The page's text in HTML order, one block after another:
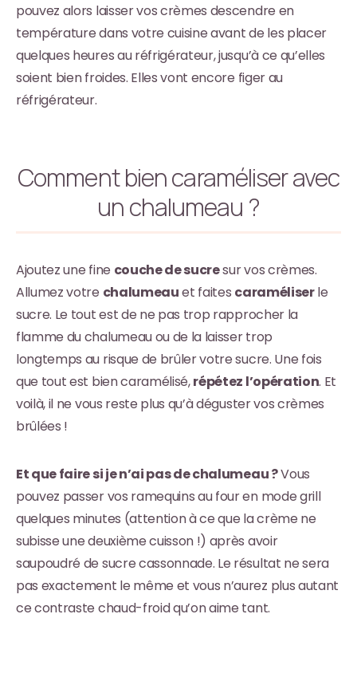
pouvez alors laisser vos crèmes descendre en
température dans votre cuisine avant de les placer
quelques heures au réfrigérateur, jusqu’à ce qu’elles
soient bien froides. Elles vont encore figer au
réfrigérateur.
Comment bien caraméliser avec
un chalumeau ?
Ajoutez une fine couche de sucresur vos crèmes.
Allumez votre chalumeauet faites caraméliserle
sucre. Le tout est de ne pas trop rapprocher la
flamme du chalumeau ou de la laisser trop
longtemps au risque de brûler votre sucre. Une fois
que tout est bien caramélisé,répétez l’opération. Et
voilà, il ne vous reste plus qu’à déguster vos crèmes
brûlées !
Et que faire si je n’ai pas de chalumeau ?Vous
pouvez passer vos ramequins au four en mode grill
quelques minutes (attention à ce que la crème ne
subisse une deuxième cuisson !) après avoir
saupoudré de sucre cassonnade. Le résultat ne sera
pas exactement le même et vous n’aurez plus autant
ce contraste chaud-froid qu’on aime tant.